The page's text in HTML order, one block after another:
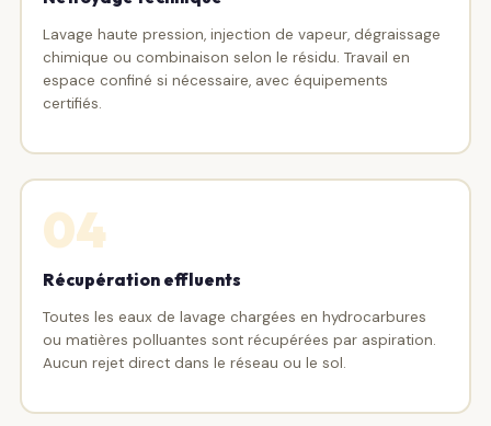
Lavage haute pression, injection de vapeur, dégraissage
chimique ou combinaison selon le résidu. Travail en
espace confiné si nécessaire, avec équipements
certifiés.
04
Récupération effluents
Toutes les eaux de lavage chargées en hydrocarbures
ou matières polluantes sont récupérées par aspiration.
Aucun rejet direct dans le réseau ou le sol.